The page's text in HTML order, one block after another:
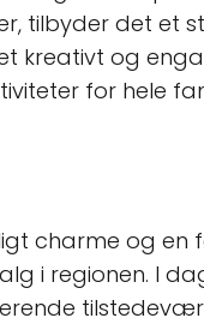
tilbyder det et
kreativt og
for hele
charme og en
i regionen. I